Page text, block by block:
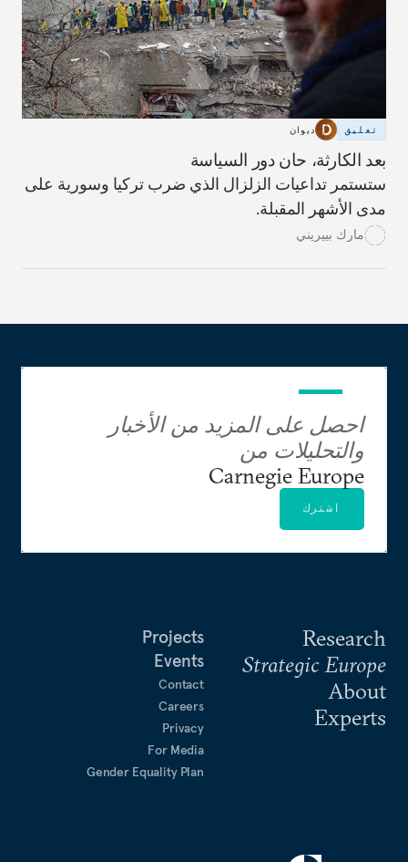
تعليق ديوان
بعد الكارثة، حان دور السياسة
ستستمر تداعيات الزلزال الذي ضرب تركيا وسورية على
مدى الأشهر المقبلة.
مارك بييريني
Research
Strategic Europe
About
Experts
Projects
Events
Contact
Careers
Privacy
For Media
Gender Equality Plan
احصل على المزيد من الأخبار
والتحليلات من
Carnegie Europe
اشترك